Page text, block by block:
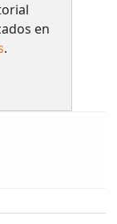
en
.